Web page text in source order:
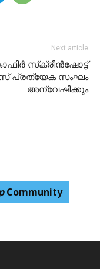
Next article
സ്‌ക്രീന്‍ഷോട്ട്
പ്രത്യേക സംഘം
അന്വേഷിക്കും
Community